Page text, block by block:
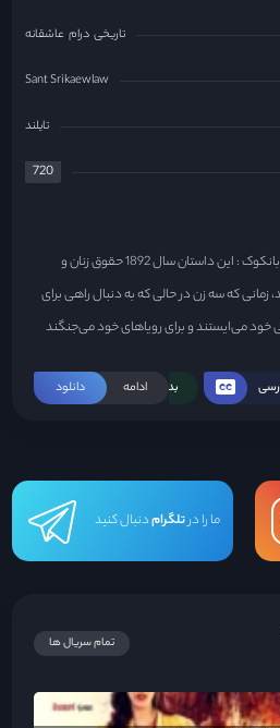
تاریخی درام عاشقانه
Sant Srikaewlaw
تایلند
720
سریال شکوفه بانکوک : این داستان سال 1892 حقوق زنان و
که سه زن در حالی که به دنبال راهی برای
خود می‌ایستند و برای رویاهای خود می‌جنگند
ادامه دانلود بدون سانسور
ما را درتلگرامدنبال کنید
تمام سریال ها